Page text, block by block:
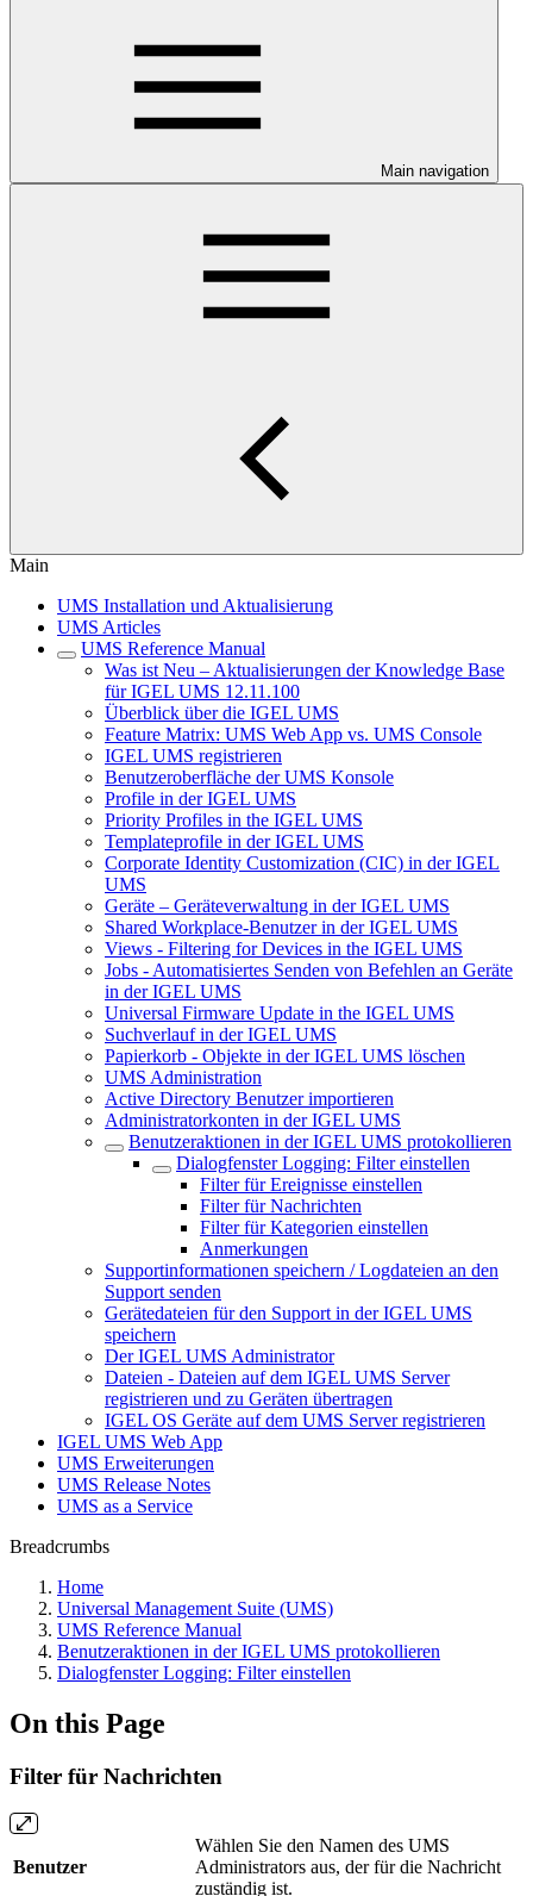
Main navigation
Main
UMS Installation und Aktualisierung
UMS Articles
UMS Reference Manual
Was ist Neu – Aktualisierungen der Knowledge Base
für IGEL UMS 12.11.100
Überblick über die IGEL UMS
Feature Matrix: UMS Web App vs. UMS Console
IGEL UMS registrieren
Benutzeroberfläche der UMS Konsole
Profile in der IGEL UMS
Priority Profiles in the IGEL UMS
Templateprofile in der IGEL UMS
Corporate Identity Customization (CIC) in der IGEL
UMS
Geräte – Geräteverwaltung in der IGEL UMS
Shared Workplace-Benutzer in der IGEL UMS
Views - Filtering for Devices in the IGEL UMS
Jobs - Automatisiertes Senden von Befehlen an Geräte
in der IGEL UMS
Universal Firmware Update in the IGEL UMS
Suchverlauf in der IGEL UMS
Papierkorb - Objekte in der IGEL UMS löschen
UMS Administration
Active Directory Benutzer importieren
Administratorkonten in der IGEL UMS
Benutzeraktionen in der IGEL UMS protokollieren
Dialogfenster Logging: Filter einstellen
Filter für Ereignisse einstellen
Filter für Nachrichten
Filter für Kategorien einstellen
Anmerkungen
Supportinformationen speichern / Logdateien an den
Support senden
Gerätedateien für den Support in der IGEL UMS
speichern
Der IGEL UMS Administrator
Dateien - Dateien auf dem IGEL UMS Server
registrieren und zu Geräten übertragen
IGEL OS Geräte auf dem UMS Server registrieren
IGEL UMS Web App
UMS Erweiterungen
UMS Release Notes
UMS as a Service
Breadcrumbs
Home
Universal Management Suite (UMS)
UMS Reference Manual
Benutzeraktionen in der IGEL UMS protokollieren
Dialogfenster Logging: Filter einstellen
On this Page
Filter für Nachrichten
Benutzer
Wählen Sie den Namen des UMS
Administrators aus, der für die Nachricht
zuständig ist.